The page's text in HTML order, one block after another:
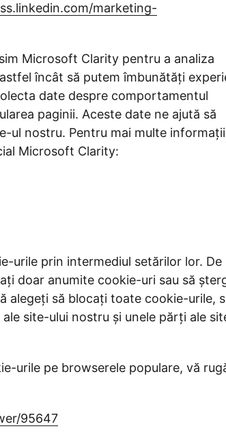
marketing-
Microsoft Clarity pentru a analiza
încât să putem îmbunătăți
date despre comportamentul
paginii. Aceste date ne ajută să
ul nostru. Pentru mai multe informații
Microsoft Clarity:
urile prin intermediul setărilor lor. De
doar anumite cookie-uri sau să
alegeți să blocați toate cookie-urile,
site-ului nostru și unele părți ale
urile pe browserele populare, vă
95647